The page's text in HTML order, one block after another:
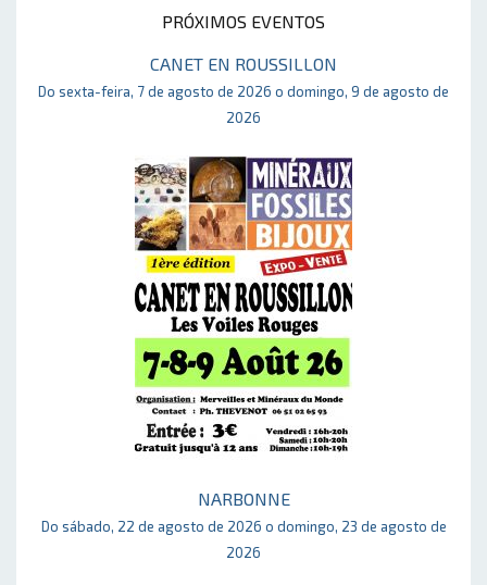
PRÓXIMOS EVENTOS
CANET EN ROUSSILLON
Do sexta-feira, 7 de agosto de 2026 o domingo, 9 de agosto de
2026
NARBONNE
Do sábado, 22 de agosto de 2026 o domingo, 23 de agosto de
2026